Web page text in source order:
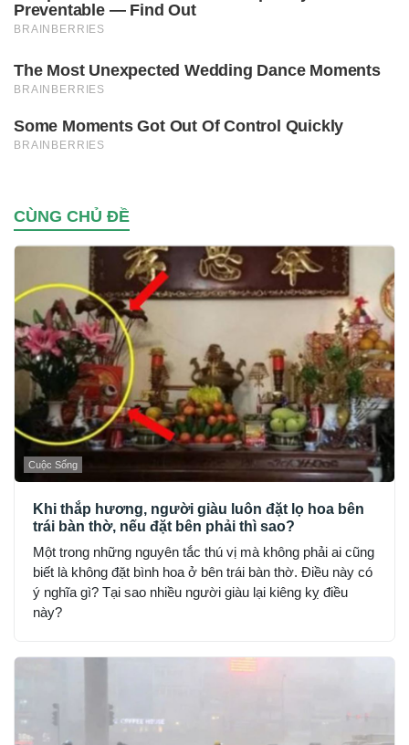
CÙNG CHỦ ĐỀ
Cuộc Sống
Khi thắp hương, người giàu luôn đặt lọ hoa bên
trái bàn thờ, nếu đặt bên phải thì sao?
Một trong những nguyên tắc thú vị mà không phải ai cũng
biết là không đặt bình hoa ở bên trái bàn thờ. Điều này có
ý nghĩa gì? Tại sao nhiều người giàu lại kiêng kỵ điều
này?